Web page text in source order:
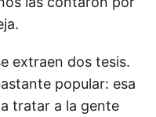
extraen dos tesis.
popular: esa
tratar a la gente